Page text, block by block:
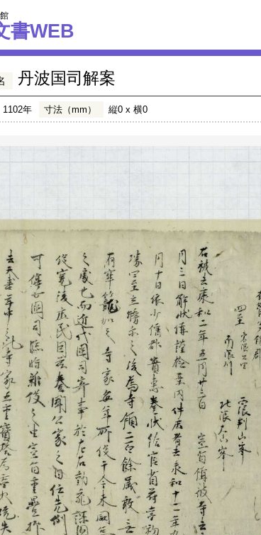
書WEB
丹波国司解案
1102年 寸法（mm） 縦0 x 横0